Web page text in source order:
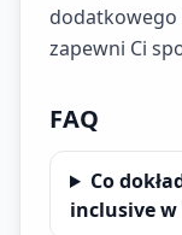
zapewni Ci
FAQ
Co
inclusive